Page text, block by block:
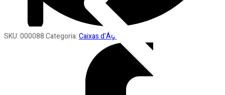
SKU:000088Categoria:Caixas d'Água